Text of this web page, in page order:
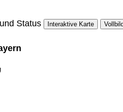
Status Interaktive Karte